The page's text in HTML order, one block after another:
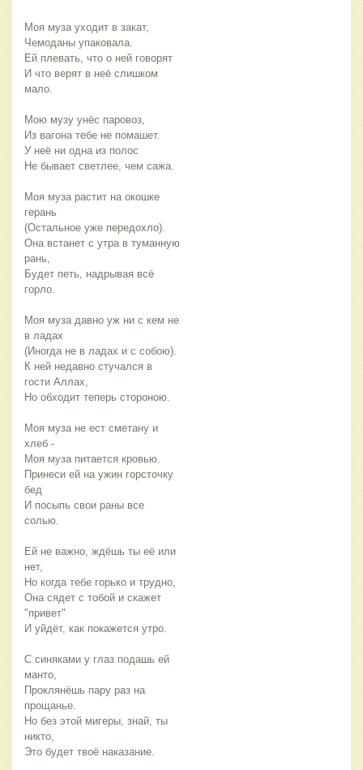
Моя муза уходит в закат,
Чемоданы упаковала.
Ей плевать, что о ней говорят
И что верят в неё слишком
мало.
Мою музу унёс паровоз,
Из вагона тебе не помашет.
У неё ни одна из полос
Не бывает светлее, чем сажа.
Моя муза растит на окошке
герань
(Остальное уже передохло).
Она встанет с утра в туманную
рань,
Будет петь, надрывая всё
горло.
Моя муза давно уж ни с кем не
в ладах
(Иногда не в ладах и с собою).
К ней недавно стучался в
гости Аллах,
Но обходит теперь стороною.
Моя муза не ест сметану и
хлеб -
Моя муза питается кровью.
Принеси ей на ужин горсточку
бед
И посыпь свои раны все
солью.
Ей не важно, ждёшь ты её или
нет,
Но когда тебе горько и трудно,
Она сядет с тобой и скажет
"привет"
И уйдёт, как покажется утро.
С синяками у глаз подашь ей
манто,
Проклянёшь пару раз на
прощанье.
Но без этой мигеры, знай, ты
никто,
Это будет твоё наказание.